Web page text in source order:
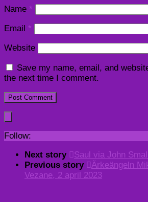
Name *
Email *
Website
Save my name, email, and
the next time I comment.
Follow:
Next story
Saul via John
Previous story
Ärkeängeln
Vezane, 2 april 2023